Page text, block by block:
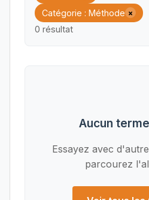
Catégorie : Méthode ×
0 résultat
Aucun
Essayez avec
parcourez